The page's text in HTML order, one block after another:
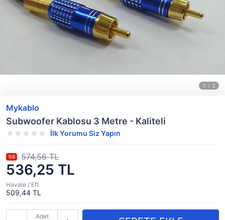
Mykablo
Subwoofer Kablosu 3 Metre - Kaliteli
İlk Yorumu Siz Yapın
536,25 TL
%6 574,56 TL
Havale / Eft
509,44 TL
Adet